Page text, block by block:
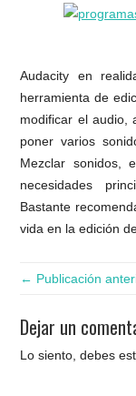
Audacity en
herramienta de
modificar el audio,
poner varios
Mezclar sonidos,
necesidades
Bastante
vida en la edición
← Publicación
Dejar un
Lo siento, debes